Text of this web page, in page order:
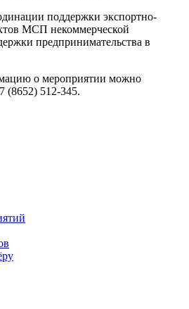
поддержки экспортно-
МСП некоммерческой
предпринимательства в
о мероприятии можно
(8652) 512-345.